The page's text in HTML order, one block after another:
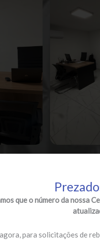
que o número da nossa
para solicitações de